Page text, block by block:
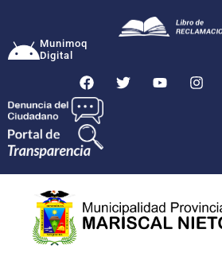
Munimoq
Digital